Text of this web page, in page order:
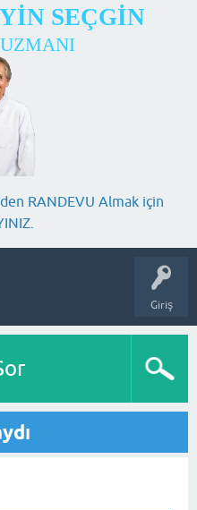
SEÇGİN
RANDEVU Almak için
Giriş